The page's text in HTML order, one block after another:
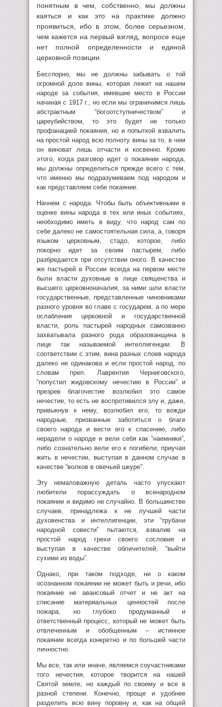
понятным в чем, собственно, мы должны
каяться и как это на практике должно
проявиться, ибо в этом, более серьезном,
чем кажется на первый взгляд, вопросе еще
нет полной определенности и единой
церковной позиции.
Бесспорно, мы не должны забывать о той
огромной доле вины, которая лежит на нашем
народе за события, имевшие место в России
начиная с 1917 г., но если мы ограничимся лишь
абстрактным “богоотступничеством” и
цареубийством, то это будет не только
профанацией покаяния, но и попыткой взвалить
на простой народ всю полноту вины за то, в чем
он виноват лишь отчасти и косвенно. Кроме
этого, когда разговор идет о покаянии народа,
мы должны определиться прежде всего с тем,
что именно мы подразумеваем под народом и
как представляем себе покаяние.
Начнем с народа. Чтобы быть объективными в
оценке вины народа в тех или иных событиях,
необходимо иметь в виду, что народ сам по
себе далеко не самостоятельная сила, а, говоря
языком церковным, стадо, которое, либо
покорно идет за своим пастырем, либо
разбредается при отсутствии оного. В качестве
же пастырей в России всегда на первом месте
были власти духовные в лице священства и
высшего церковноначалия, за ними шли власти
государственные, представленные чиновниками
разного уровня во главе с государем, а по мере
ослабления церковной и государственной
власти, роль пастырей народных самозванно
захватывала разного рода образованщина в
лице так называемой интеллигенции. В
соответствии с этим, вина разных слоев народа
далеко не одинакова и если простой народ, по
словам преп. Лаврентия Черниговского,
“попустил жидовскому нечестию в России” и
презрев благочестие возлюбил это самое
нечестие, то есть не воспротивился злу и, даже,
привыкнув к нему, возлюбил его, то вожди
народные, призванные заботиться о благе
своего народа и вести его к спасению, либо
нерадели о народе и вели себя как “наемники”,
либо сознательно вели его к погибели, приучая
жить в нечестии, выступая в данном случае в
качестве “волков в овечьей шкуре”.
Эту немаловажную деталь часто упускают
любители порассуждать о всенародном
покаянии и видимо не случайно. В большинстве
случаев, принадлежа к не лучшей части
духовенства и интеллигенции, эти “трубачи
народной совести” пытаются, взвалив на
простой народ грехи своего сословия и
выступая в качестве обличителей, “выйти
сухими из воды”.
Однако, при таком подходе, ни о каком
осознанном покаянии не может быть и речи, ибо
покаяние не авансовый отчет и не акт на
списание материальных ценностей после
пожара, но глубоко продуманный и
ответственный процесс, который не может быть
отвлеченным и обобщенным – истинное
покаяние всегда конкретно и по большей части
личностно.
Мы все, так или иначе, являемся соучастниками
того нечестия, которое творится на нашей
Святой земле, но каждый по своему и все в
разной степени. Конечно, проще и удобнее
разделить всю вину поровну и, как на общей